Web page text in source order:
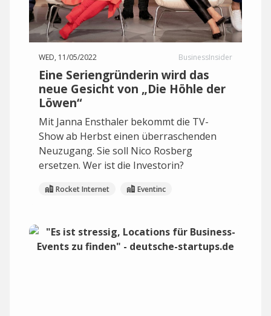
WED, 11/05/2022 BusinessInsider
Eine Seriengründerin wird das
neue Gesicht von „Die Höhle der
Löwen“
Mit Janna Ensthaler bekommt die TV-
Show ab Herbst einen überraschenden
Neuzugang. Sie soll Nico Rosberg
ersetzen. Wer ist die Investorin?
Rocket Internet Eventinc